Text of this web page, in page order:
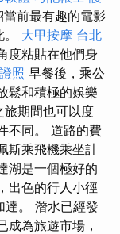
當前最有趣的電影
大甲按摩 台北
度粘貼在他們身
照 早餐後，乘公
鬆和積極的娛樂
旅期間也可以度
不同。 道路的費
斯乘飛機乘坐計
湖是一個極好的
出色的行人小徑
達。 潛水已經發
成為旅遊市場，